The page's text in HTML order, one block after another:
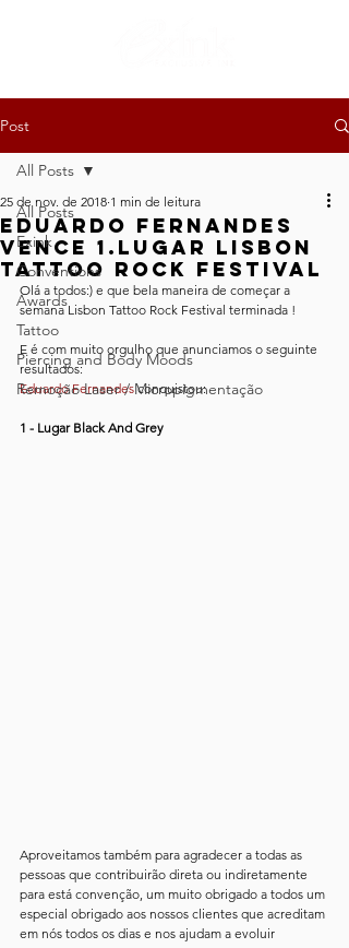
Post
All Posts
Exink
Conventions
Awards
Tattoo
Piercing and Body Moods
Remoção Laser / Micropigmentação
All Posts
Eduardo Fernandes
Vence 1.Lugar Lisbon
Tattoo Rock Festival
25 de nov. de 2018 1 min de leitura
Olá a todos:) e que bela maneira de começar a
semana Lisbon Tattoo Rock Festival terminada !
E é com muito orgulho que anunciamos o seguinte
resultados:
Eduardo Fernandes conquistou:
1 - Lugar Black And Grey
Aproveitamos também para agradecer a todas as
pessoas que contribuirão direta ou indiretamente
para está convenção, um muito obrigado a todos um
especial obrigado aos nossos clientes que acreditam
em nós todos os dias e nos ajudam a evoluir